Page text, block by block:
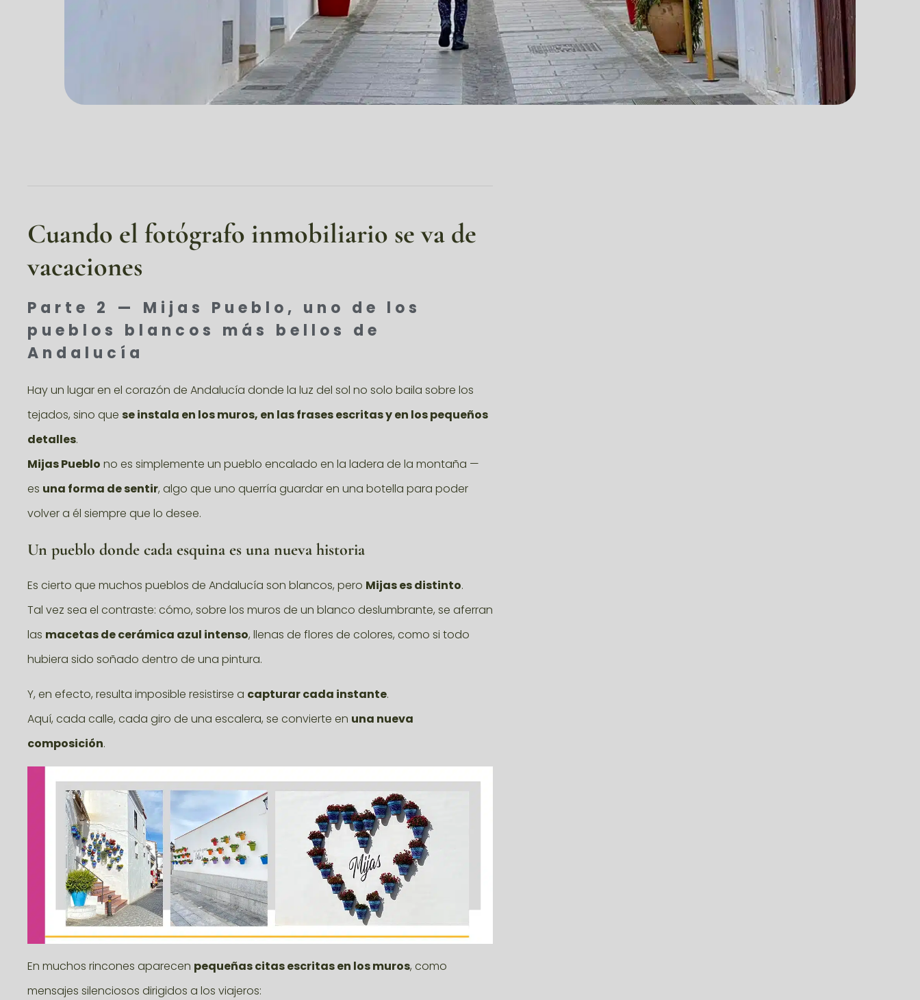
Cuando el fotógrafo inmobiliario se va de
vacaciones
Parte 2 — Mijas Pueblo, uno de los
pueblos blancos más bellos de
Andalucía
Hay un lugar en el corazón de Andalucía donde la luz del sol no solo baila sobre los
tejados, sino que se instala en los muros, en las frases escritas y en los pequeños
detalles.
Mijas Pueblo no es simplemente un pueblo encalado en la ladera de la montaña —
es una forma de sentir, algo que uno querría guardar en una botella para poder
volver a él siempre que lo desee.
Un pueblo donde cada esquina es una nueva historia
Es cierto que muchos pueblos de Andalucía son blancos, pero Mijas es distinto.
Tal vez sea el contraste: cómo, sobre los muros de un blanco deslumbrante, se aferran
las macetas de cerámica azul intenso, llenas de flores de colores, como si todo
hubiera sido soñado dentro de una pintura.
Y, en efecto, resulta imposible resistirse a capturar cada instante.
Aquí, cada calle, cada giro de una escalera, se convierte en una nueva
composición.
En muchos rincones aparecen pequeñas citas escritas en los muros, como
mensajes silenciosos dirigidos a los viajeros: